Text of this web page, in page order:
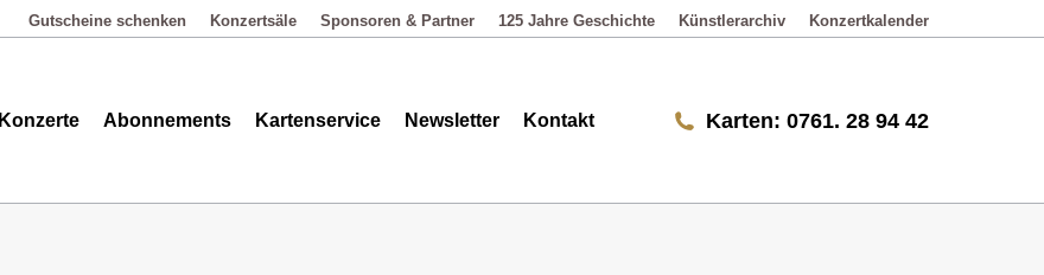
Gutscheine schenken Konzertsäle Sponsoren & Partner 125 Jahre Geschichte Künstlerarchiv Konzertkalender
Konzerte Abonnements Kartenservice Newsletter Kontakt Karten: 0761. 28 94 42
Abonnements Kartenservice Newsletter Kontakt Karten: 0761. 28 94 42